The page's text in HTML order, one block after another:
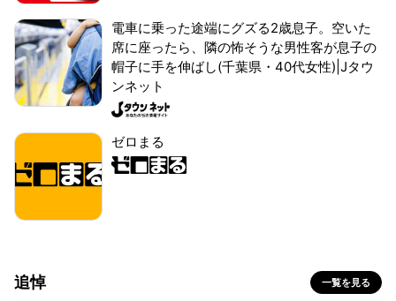
電車に乗った途端にグズる2歳息子。空いた
席に座ったら、隣の怖そうな男性客が息子の
帽子に手を伸ばし(千葉県・40代女性)|Jタウ
ンネット
ゼロまる
追悼 一覧を見る